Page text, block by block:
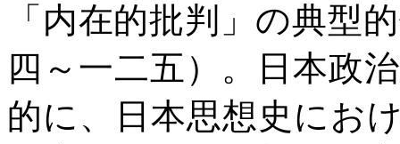
「内在的批判」の典型
四～一二五）。日本政
的に、日本思想史にお